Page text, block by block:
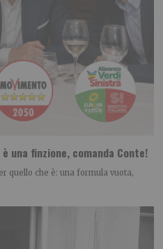
una finzione, comanda Conte!
quello che è: una formula vuota,